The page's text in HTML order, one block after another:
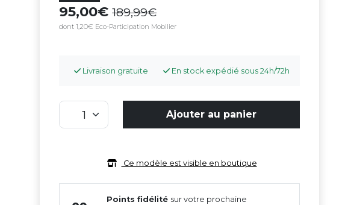
95,00 189,99
dont 1,20€ Eco-Participation Mobilier
Livraison gratuite En stock expédié sous 24h/72h
Ajouter au panier
Ce modèle est visible en boutique
Points fidélité sur votre prochaine